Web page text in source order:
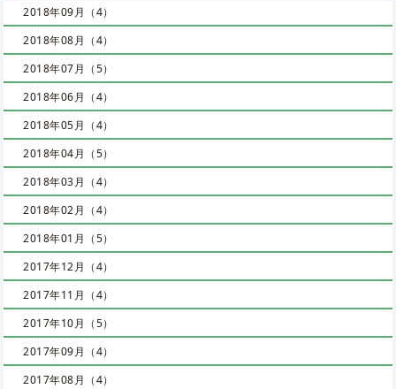
2018年09月（4）
2018年08月（4）
2018年07月（5）
2018年06月（4）
2018年05月（4）
2018年04月（5）
2018年03月（4）
2018年02月（4）
2018年01月（5）
2017年12月（4）
2017年11月（4）
2017年10月（5）
2017年09月（4）
2017年08月（4）